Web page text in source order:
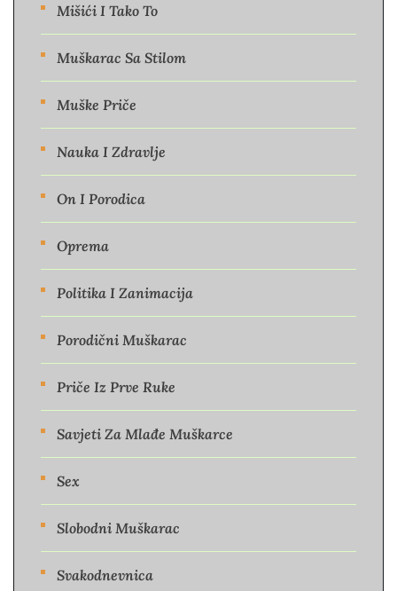
Mišići I Tako To
Muškarac Sa Stilom
Muške Priče
Nauka I Zdravlje
On I Porodica
Oprema
Politika I Zanimacija
Porodični Muškarac
Priče Iz Prve Ruke
Savjeti Za Mlađe Muškarce
Sex
Slobodni Muškarac
Svakodnevnica